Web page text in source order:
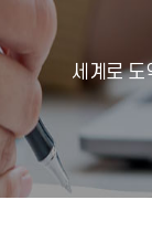
세계로 도